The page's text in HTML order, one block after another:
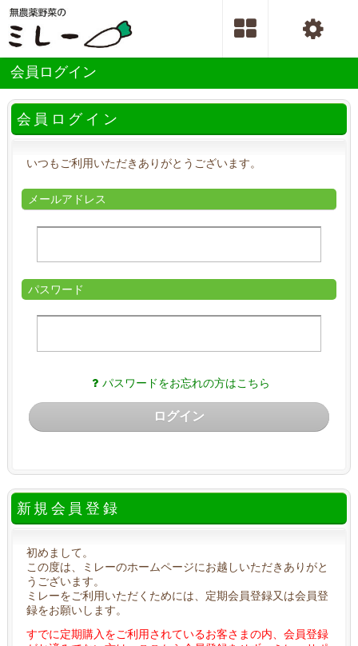
会員ログイン
会員ログイン
いつもご利用いただきありがとうございます。
メールアドレス
パスワード
パスワードをお忘れの方はこちら
ログイン
新規会員登録
初めまして。
この度は、ミレーのホームページにお越しいただきありがと
うございます。
ミレーをご利用いただくためには、定期会員登録又は会員登
録をお願いします。
すでに定期購入をご利用されているお客さまの内、会員登録